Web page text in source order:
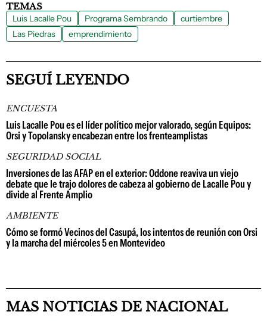
TEMAS
Luis Lacalle Pou Programa Sembrando
curtiembre
Las Piedras
emprendimiento
SEGUÍ LEYENDO
ENCUESTA
Luis Lacalle Pou es el líder político mejor valorado, según Equipos:
Orsi y Topolansky encabezan entre los frenteamplistas
SEGURIDAD SOCIAL
Inversiones de las AFAP en el exterior: Oddone reaviva un viejo
debate que le trajo dolores de cabeza al gobierno de Lacalle Pou y
divide al Frente Amplio
AMBIENTE
Cómo se formó Vecinos del Casupá, los intentos de reunión con Orsi
y la marcha del miércoles 5 en Montevideo
MAS NOTICIAS DE NACIONAL